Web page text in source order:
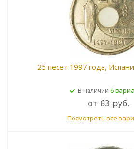
25 песет 1997 года,
В наличии 6
от 63 руб.
Посмотреть все